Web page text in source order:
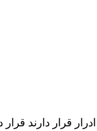
قرار دارند قرار